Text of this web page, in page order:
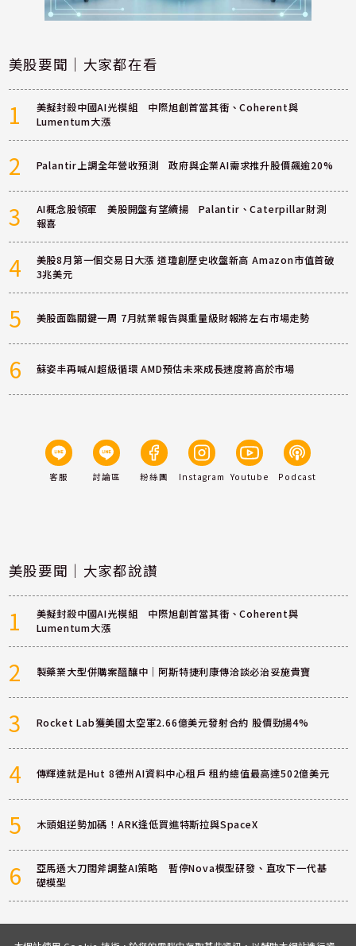
美股要聞｜大家都在看
1
美擬封殺中國AI光模組 中際旭創首當其衝、Coherent與
Lumentum大漲
2 Palantir上調全年營收預測 政府與企業AI需求推升股價飆逾20%
3
AI概念股領軍 美股開盤有望續揚 Palantir、Caterpillar財測
報喜
4
美股8月第一個交易日大漲 道瓊創歷史收盤新高 Amazon市值首破
3兆美元
5 美股面臨關鍵一周 7月就業報告與重量級財報將左右市場走勢
6 蘇姿丰再喊AI超級循環 AMD預估未來成長速度將高於市場
客服 討論區 粉絲團 Instagram Youtube Podcast
美股要聞｜大家都說讚
1
美擬封殺中國AI光模組 中際旭創首當其衝、Coherent與
Lumentum大漲
2 製藥業大型併購案醞釀中｜阿斯特捷利康傳洽談必治妥施貴寶
3 Rocket Lab獲美國太空軍2.66億美元發射合約 股價勁揚4%
4 傳輝達就是Hut 8德州AI資料中心租戶 租約總值最高達502億美元
5 木頭姐逆勢加碼！ARK逢低買進特斯拉與SpaceX
6
亞馬遜大刀闊斧調整AI策略 暫停Nova模型研發、直攻下一代基
礎模型